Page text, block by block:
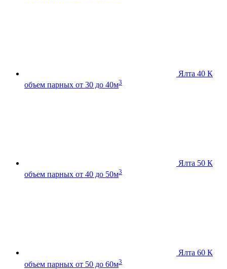
Ялта 40 К
объем парных от 30 до 40м3
Ялта 50 К
объем парных от 40 до 50м3
Ялта 60 К
объем парных от 50 до 60м3